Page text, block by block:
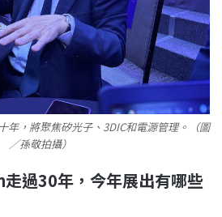
年，將聚焦矽光子、3DIC和電源管理。（圖
／孫敬拍攝）
過30年，今年展出有哪些